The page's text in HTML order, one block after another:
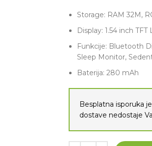
Storage: RAM 32M,
Display: 1.54 inch
Funkcije: Bluetooth
Sleep Monitor,
Baterija: 280 mAh
Besplatna isporuka
dostave nedostaje